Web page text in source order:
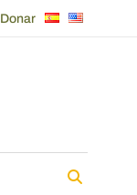
Donar